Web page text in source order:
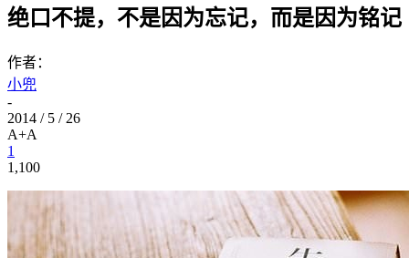
绝口不提，不是因为忘记，而是因为铭记
作者：
小兜
-
2014 / 5 / 26
A+A
1
1,100